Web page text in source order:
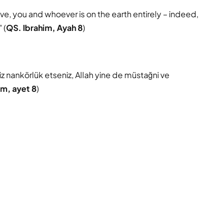
you and whoever is on the earth entirely – indeed,
(QS. Ibrahim, Ayah 8)
nankörlük etseniz, Allah yine de müstağni ve
ayet 8)